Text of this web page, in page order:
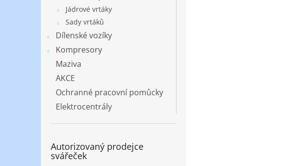
Jádrové vrtáky
Sady vrtáků
Dílenské vozíky
Kompresory
Maziva
AKCE
Ochranné pracovní pomůcky
Elektrocentrály
Autorizovaný prodejce
svářeček